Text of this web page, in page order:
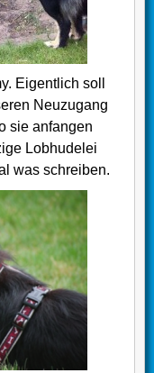
Eigentlich soll
Neuzugang
sie anfangen
Lobhudelei
was schreiben.